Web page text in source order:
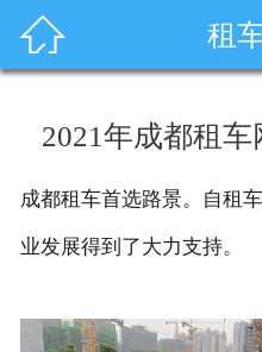
 租
2021年成都租
成都租车首选路景。自租
业发展得到了大力支持。